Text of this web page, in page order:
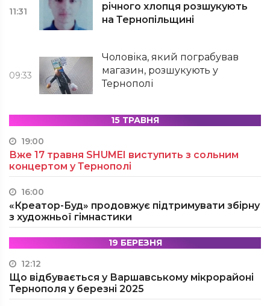
11:31
річного хлопця розшукують
на Тернопільщині
09:33
Чоловіка, який пограбував
магазин, розшукують у
Тернополі
15 ТРАВНЯ
19:00
Вже 17 травня SHUMEI виступить з сольним
концертом у Тернополі
16:00
«Креатор-Буд» продовжує підтримувати збірну
з художньої гімнастики
19 БЕРЕЗНЯ
12:12
Що відбувається у Варшавському мікрорайоні
Тернополя у березні 2025